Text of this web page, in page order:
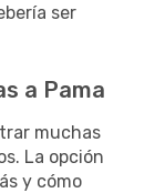
ser
a Pama
muchas
La opción
y cómo